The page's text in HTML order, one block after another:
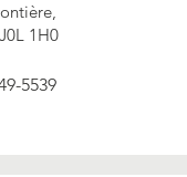
1H0
5539